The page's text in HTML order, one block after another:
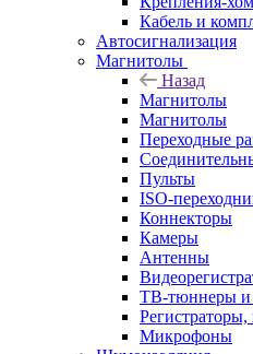
Кабель и
Автосигнализация
Магнитолы
Назад
Магнитолы
Магнитолы
Переходные
Пульты
ISO-
Коннекторы
Камеры
Антенны
ТВ-тюннеры и
Микрофоны